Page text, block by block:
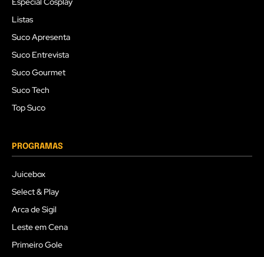
Listas
Suco Apresenta
Suco Entrevista
Suco Gourmet
Suco Tech
Top Suco
PROGRAMAS
Juicebox
Select & Play
Arca de Sigil
Leste em Cena
Primeiro Gole